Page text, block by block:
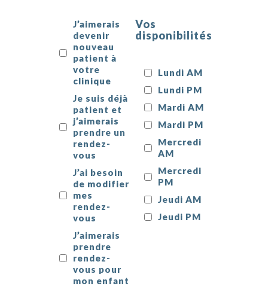
J’aimerais
devenir
nouveau
patient à
votre
clinique
Je suis déjà
patient et
j’aimerais
prendre un
rendez-
vous
J’ai besoin
de modifier
mes
rendez-
vous
J’aimerais
prendre
rendez-
vous pour
mon enfant
Vos
disponibilités
Lundi AM
Lundi PM
Mardi AM
Mardi PM
Mercredi
AM
Mercredi
PM
Jeudi AM
Jeudi PM